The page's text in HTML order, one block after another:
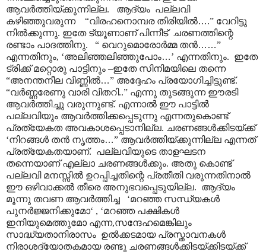
ആവർത്തിയ്ക്കുന്നില്ല. ആദ്യം പല്ലവി
കഴിഞ്ഞുവരുന്ന “വിരഹനൊമ്പര തിരിയിൽ….” വേറിട്ടു
നിൽക്കുന്നു. ഇതേ ട്യൂണാണ് പിന്നീട് ചരണത്തിന്റെ
രണ്ടാം പാദത്തിനു. “ വെറുമൊരോർമ്മ തൻ……”
എന്നതിനും, ‘അലിഞ്ഞലിഞ്ഞുപോം…’ എന്നതിനും. ഇതേ
ട്രിക്ക് മറ്റൊരു പാട്ടിനും –ഇതേ സിനിമയിലെ തന്നെ
“അനന്തനീല വിണ്ണിൽ…” അദ്ദേഹം പ്രയോഗിച്ചിട്ടുണ്ട്.
“വർണ്ണരേണു വാരി വിതറി..” എന്നു തുടങ്ങുന്ന ഈരടി
ആവർത്തിച്ചു വരുന്നുണ്ട്. എന്നാൽ ഈ പാട്ടിൽ
പല്ലവിയും ആവർത്തിക്കപ്പെടുന്നു എന്നതുകൊണ്ട്
പ്രത്യേകത അവകാശപ്പെടാനില്ല. ചരണങ്ങൾക്കിടയ്ക്ക്
‘നിറങ്ങൾ തൻ നൃത്തം…” ആവർത്തിയ്ക്കുന്നില്ല എന്നത്
പ്രത്യേകതയാണ്. പല്ലവിയുടെ താളഘടന
തന്നെയാണ് എല്ലാ ചരണങ്ങൾക്കും. അതു കൊണ്ട്
പല്ലവി മനസ്സിൽ ഉറപ്പിച്ചതിന്റെ പ്രതീതി വരുന്നതിനാൽ
ഈ ഒഴിവാക്കൽ തീരെ അനുഭവപ്പെടുയില്ല. ആദ്യം
മൂന്നു തവണ ആവർത്തിച്ച ‘മറഞ്ഞ സന്ധ്യകൾ
പുനർജ്ജനിക്കുമോ‘ , ‘മറഞ്ഞ പക്ഷികൾ
ഇനിയുമെത്തുമോ എന്ന,സന്ദേഹമെങ്കിലും
സാദ്ധ്യതാനിരാസം ഉൽക്കടമായ പ്രസ്താവനകൾ
നിരാശദ്യോതകമായ രണ്ടു ചരണങ്ങൾക്കിടയ്ക്കിടയ്ക്ക്